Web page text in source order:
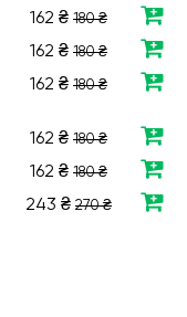
162 ₴ 180 ₴
162 ₴ 180 ₴
162 ₴ 180 ₴
162 ₴ 180 ₴
162 ₴ 180 ₴
243 ₴ 270 ₴